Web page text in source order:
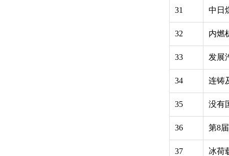
31 中日
32 内燃
33 发展
34 连铸
35 没有
36 第8
37 冰荷